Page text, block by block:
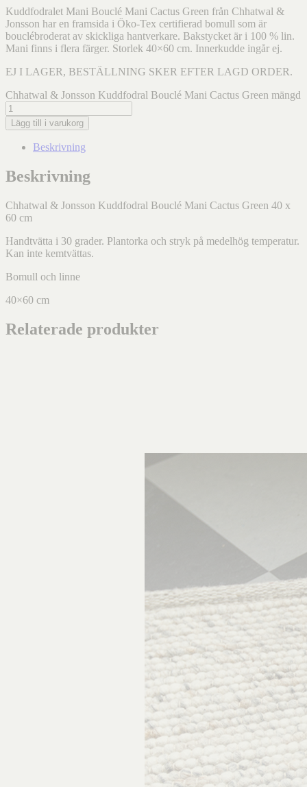
Kuddfodralet Mani Bouclé Mani Cactus Green från Chhatwal &
Jonsson har en framsida i Öko-Tex certifierad bomull som är
bouclébroderat av skickliga hantverkare. Bakstycket är i 100 % lin.
Mani finns i flera färger. Storlek 40×60 cm. Innerkudde ingår ej.
EJ I LAGER, BESTÄLLNING SKER EFTER LAGD ORDER.
Chhatwal & Jonsson Kuddfodral Bouclé Mani Cactus Green mängd
Lägg till i varukorg
Beskrivning
Beskrivning
Chhatwal & Jonsson Kuddfodral Bouclé Mani Cactus Green 40 x
60 cm
Handtvätta i 30 grader. Plantorka och stryk på medelhög temperatur.
Kan inte kemtvättas.
Bomull och linne
40×60 cm
Relaterade produkter